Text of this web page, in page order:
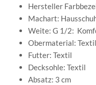
Hersteller
Machart:
Weite: G 1/2:
Obermaterial: Textil
Futter: Textil
Decksohle: Textil
Absatz: 3 cm